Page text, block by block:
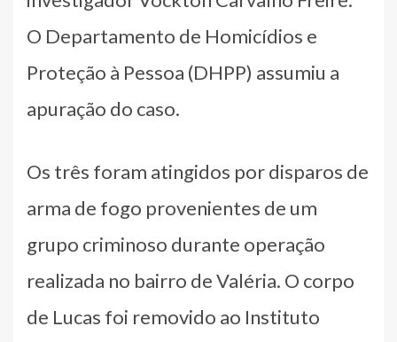
O Departamento de Homicídios e
Proteção à Pessoa (DHPP) assumiu a
apuração do caso.
Os três foram atingidos por disparos de
arma de fogo provenientes de um
grupo criminoso durante operação
realizada no bairro de Valéria. O corpo
de Lucas foi removido ao Instituto